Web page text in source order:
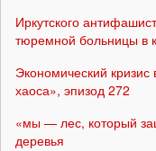
Иркутского
тюремной больницы в
Экономический
хаоса», эпизод 272
«мы — лес, который
деревья